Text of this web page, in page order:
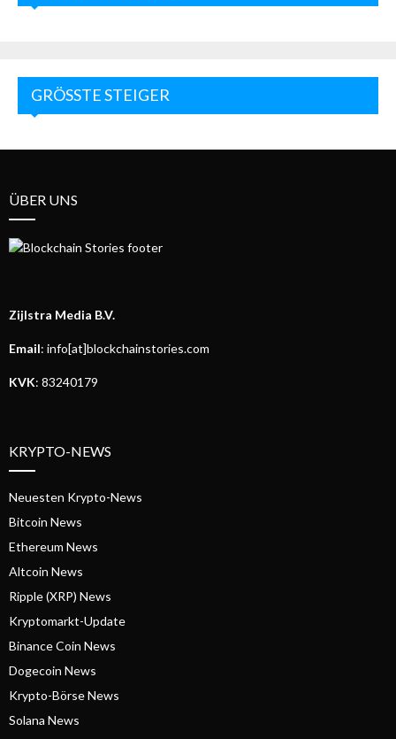
GRÖSSTE STEIGER
ÜBER UNS
Zijlstra Media B.V.
Email: info[at]blockchainstories.com
KVK: 83240179
KRYPTO-NEWS
Neuesten Krypto-News
Bitcoin News
Ethereum News
Altcoin News
Ripple (XRP) News
Kryptomarkt-Update
Binance Coin News
Dogecoin News
Krypto-Börse News
Solana News